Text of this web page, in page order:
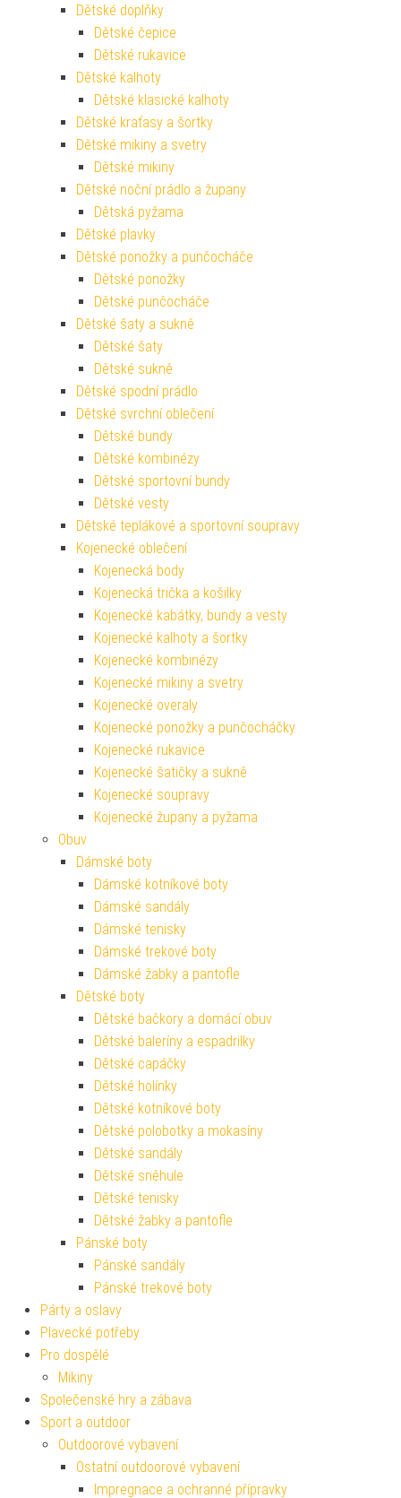
Dětské doplňky
Dětské čepice
Dětské rukavice
Dětské kalhoty
Dětské klasické kalhoty
Dětské kraťasy a šortky
Dětské mikiny a svetry
Dětské mikiny
Dětské noční prádlo a župany
Dětská pyžama
Dětské plavky
Dětské ponožky a punčocháče
Dětské ponožky
Dětské punčocháče
Dětské šaty a sukně
Dětské šaty
Dětské sukně
Dětské spodní prádlo
Dětské svrchní oblečení
Dětské bundy
Dětské kombinézy
Dětské sportovní bundy
Dětské vesty
Dětské teplákové a sportovní soupravy
Kojenecké oblečení
Kojenecká body
Kojenecká trička a košilky
Kojenecké kabátky, bundy a vesty
Kojenecké kalhoty a šortky
Kojenecké kombinézy
Kojenecké mikiny a svetry
Kojenecké overaly
Kojenecké ponožky a punčocháčky
Kojenecké rukavice
Kojenecké šatičky a sukně
Kojenecké soupravy
Kojenecké župany a pyžama
Obuv
Dámské boty
Dámské kotníkové boty
Dámské sandály
Dámské tenisky
Dámské trekové boty
Dámské žabky a pantofle
Dětské boty
Dětské bačkory a domácí obuv
Dětské baleríny a espadrilky
Dětské capáčky
Dětské holínky
Dětské kotníkové boty
Dětské polobotky a mokasíny
Dětské sandály
Dětské sněhule
Dětské tenisky
Dětské žabky a pantofle
Pánské boty
Pánské sandály
Pánské trekové boty
Párty a oslavy
Plavecké potřeby
Pro dospělé
Mikiny
Společenské hry a zábava
Sport a outdoor
Outdoorové vybavení
Ostatní outdoorové vybavení
Impregnace a ochranné přípravky